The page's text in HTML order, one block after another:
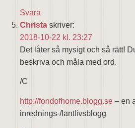
Svara
Christa skriver:
2018-10-22 kl. 23:27
Det låter så mysigt och så rätt!
beskriva och måla med ord.
/C
http://fondofhome.blogg.se – en
inrednings-/lantlivsblogg